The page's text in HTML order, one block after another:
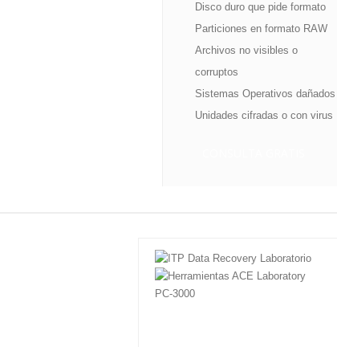
Disco duro que pide formato
Particiones en formato RAW
Archivos no visibles o
corruptos
Sistemas Operativos dañados
Unidades cifradas o con virus